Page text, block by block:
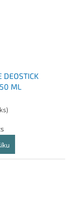
DEOSTICK
ML